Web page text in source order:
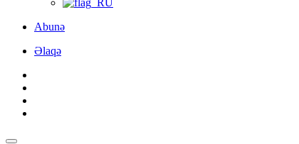
Abunə
Əlaqə